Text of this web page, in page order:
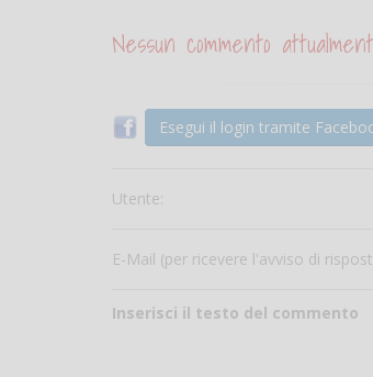
Nessun commento
Esegui il login tramite
Utente:
E-Mail (per ricevere l'avviso di
Inserisci il testo del commento